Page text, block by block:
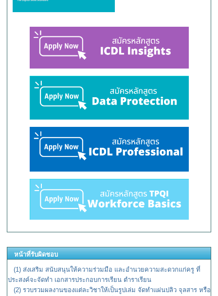
หน้าที่รับผิดชอบ
(1) ส่งเสริม สนับสนุนให้ความร่วมมือ และอำนวยความสะดวกแก่ครู ที่
ประสงค์จะจัดทำ เอกสารประกอบการเรียน ตำราเรียน
(2) รวบรวมผลงานของแต่ละวิชาให้เป็นรูปเล่ม จัดทำแผ่นปลิว จุลสาร หรือ